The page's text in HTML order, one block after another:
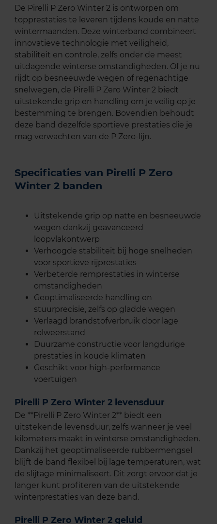
De Pirelli P Zero Winter 2 is ontworpen om
topprestaties te leveren tijdens koude en natte
wintermaanden. Deze winterband combineert
innovatieve technologie met veiligheid,
stabiliteit en controle, zelfs onder de meest
uitdagende winterse omstandigheden. Of je nu
rijdt op besneeuwde wegen of regenachtige
snelwegen, de Pirelli P Zero Winter 2 biedt
uitstekende grip en handling om je veilig op je
bestemming te brengen. Bovendien behoudt
deze band dezelfde sportieve prestaties die je
mag verwachten van de P Zero-lijn.
Specificaties van Pirelli P Zero
Winter 2 banden
Uitstekende grip op natte en besneeuwde
wegen dankzij geavanceerd
loopvlakontwerp
Verhoogde stabiliteit bij hoge snelheden
voor sportieve rijprestaties
Verbeterde remprestaties in winterse
omstandigheden
Geoptimaliseerde handling en
stuurprecisie, zelfs op gladde wegen
Verlaagd brandstofverbruik door lage
rolweerstand
Duurzame constructie voor langdurige
prestaties in koude klimaten
Geschikt voor high-performance
voertuigen
Pirelli P Zero Winter 2 levensduur
De **Pirelli P Zero Winter 2** biedt een
uitstekende levensduur, zelfs wanneer je veel
kilometers maakt in winterse omstandigheden.
Dankzij het geoptimaliseerde rubbermengsel
blijft de band flexibel bij lage temperaturen, wat
de slijtage minimaliseert. Dit zorgt ervoor dat je
langer kunt profiteren van de uitstekende
winterprestaties van deze band.
Pirelli P Zero Winter 2 geluid